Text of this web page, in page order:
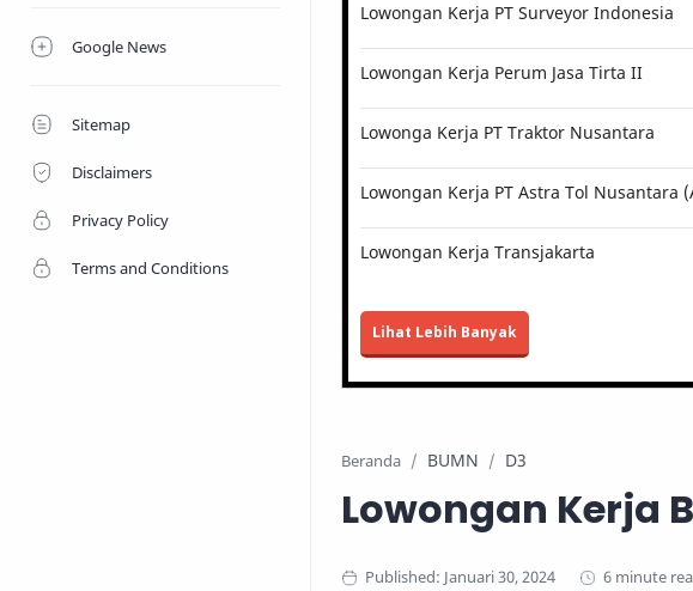
Google News
Sitemap
Disclaimers
Privacy Policy
Terms and Conditions
Lowongan Kerja PT Surveyor Indonesia
Lowongan Kerja Perum Jasa Tirta II
Lowonga Kerja PT Traktor Nusantara
Lowongan Kerja PT Astra Tol Nusantara
Lowongan Kerja Transjakarta
Lihat Lebih Banyak
Beranda BUMN D3
Lowongan Kerja
6 minute